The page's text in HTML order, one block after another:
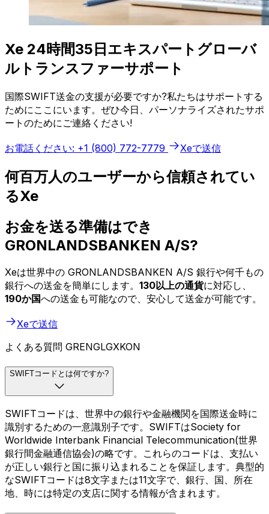
Xe 24時間35日エキスパートグローバ
ルトランスファーサポート
国際SWIFT送金の支援が必要ですか?私たちはサポートする
ためにここにいます。ぜひ今日、パーソナライズされたサポ
ートのためにご連絡ください!
お電話ください: +1 (800) 772-7779 Xeで送信
何百万人のユーザーから信頼されてい
るXe
お金を送る準備はでき
GRONLANDSBANKEN A/S?
Xeは世界中の GRONLANDSBANKEN A/S 銀行や何千もの
銀行への送金を簡単にします。 130以上の通貨に対応し、
190か国への送金も可能なので、安心して送金が可能です。
Xeで送信
よくある質問 GRENGLGXKON
SWIFTコードとは何ですか?
SWIFTコードは、世界中の銀行や金融機関を国際送金時に
識別するための一意識別子です。SWIFTはSociety for
Worldwide Interbank Financial Telecommunication(世界
銀行間金融通信協会)の略です。これらのコードは、支払い
が正しい銀行と国に振り込まれることを保証します。典型的
なSWIFTコードは8文字または11文字で、銀行、国、所在
地、時には特定の支店に関する情報が含まれます。